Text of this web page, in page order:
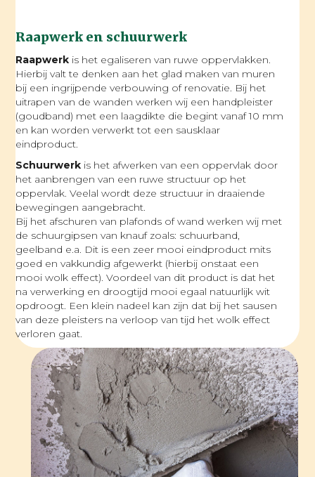
Raapwerk en schuurwerk
Raapwerk is het egaliseren van ruwe oppervlakken.
Hierbij valt te denken aan het glad maken van muren
bij een ingrijpende verbouwing of renovatie. Bij het
uitrapen van de wanden werken wij een handpleister
(goudband) met een laagdikte die begint vanaf 10 mm
en kan worden verwerkt tot een sausklaar
eindproduct.
Schuurwerk is het afwerken van een oppervlak door
het aanbrengen van een ruwe structuur op het
oppervlak. Veelal wordt deze structuur in draaiende
bewegingen aangebracht.
Bij het afschuren van plafonds of wand werken wij met
de schuurgipsen van knauf zoals: schuurband,
geelband e.a. Dit is een zeer mooi eindproduct mits
goed en vakkundig afgewerkt (hierbij onstaat een
mooi wolk effect). Voordeel van dit product is dat het
na verwerking en droogtijd mooi egaal natuurlijk wit
opdroogt. Een klein nadeel kan zijn dat bij het sausen
van deze pleisters na verloop van tijd het wolk effect
verloren gaat.